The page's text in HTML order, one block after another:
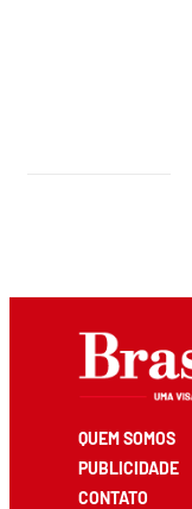
QUEM SOMOS
PUBLICIDADE
CONTATO